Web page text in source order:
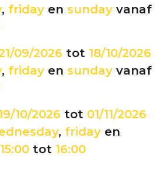
, friday en sunday vanaf
09/2026 tot 18/10/2026
, friday en sunday vanaf
10/2026 tot 01/11/2026
, friday en
15:00 tot 16:00